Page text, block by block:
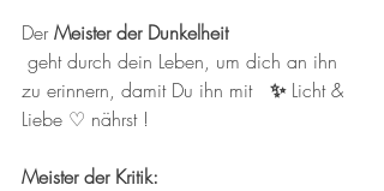
Der Meister der Dunkelheit
geht durch dein Leben, um dich an ihn
zu erinnern, damit Du ihn mit ✨ Licht &
Liebe ♡ nährst !
Meister der Kritik: